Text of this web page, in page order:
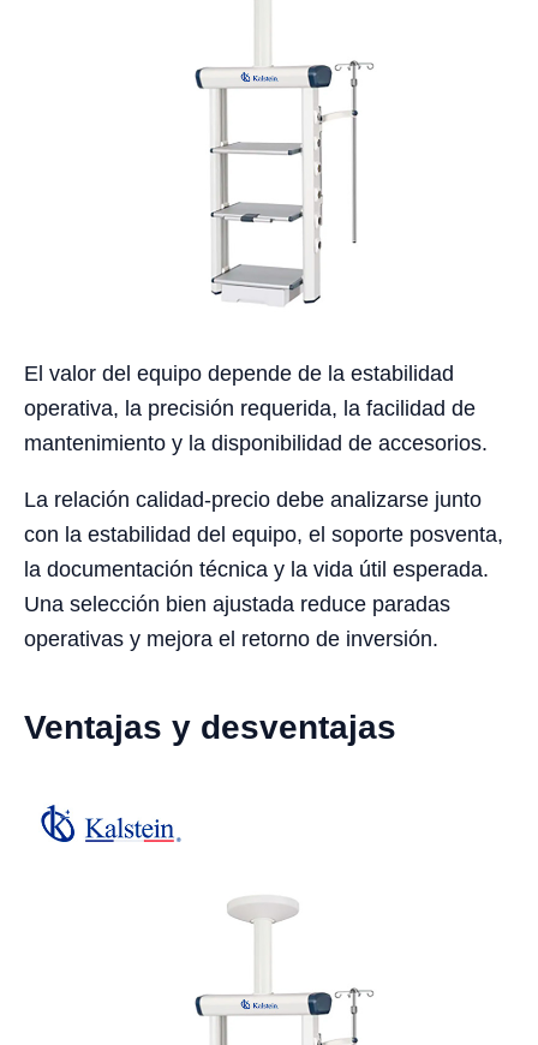
El valor del equipo depende de la estabilidad
operativa, la precisión requerida, la facilidad de
mantenimiento y la disponibilidad de accesorios.
La relación calidad-precio debe analizarse junto
con la estabilidad del equipo, el soporte posventa,
la documentación técnica y la vida útil esperada.
Una selección bien ajustada reduce paradas
operativas y mejora el retorno de inversión.
Ventajas y desventajas